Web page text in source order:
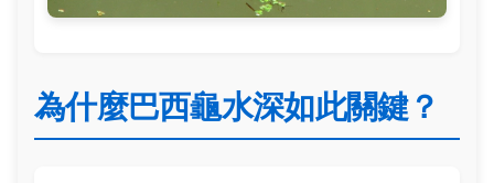
為什麼巴西龜水深如此關鍵？